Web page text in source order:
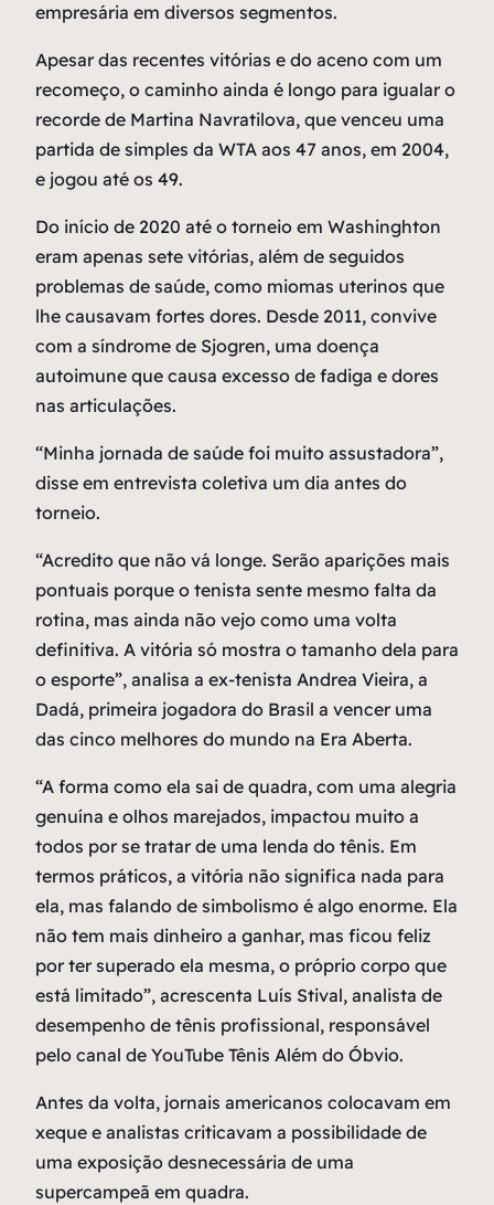
empresária em diversos segmentos.
Apesar das recentes vitórias e do aceno com um
recomeço, o caminho ainda é longo para igualar o
recorde de Martina Navratilova, que venceu uma
partida de simples da WTA aos 47 anos, em 2004,
e jogou até os 49.
Do início de 2020 até o torneio em Washinghton
eram apenas sete vitórias, além de seguidos
problemas de saúde, como miomas uterinos que
lhe causavam fortes dores. Desde 2011, convive
com a síndrome de Sjogren, uma doença
autoimune que causa excesso de fadiga e dores
nas articulações.
“Minha jornada de saúde foi muito assustadora”,
disse em entrevista coletiva um dia antes do
torneio.
“Acredito que não vá longe. Serão aparições mais
pontuais porque o tenista sente mesmo falta da
rotina, mas ainda não vejo como uma volta
definitiva. A vitória só mostra o tamanho dela para
o esporte”, analisa a ex-tenista Andrea Vieira, a
Dadá, primeira jogadora do Brasil a vencer uma
das cinco melhores do mundo na Era Aberta.
“A forma como ela sai de quadra, com uma alegria
genuína e olhos marejados, impactou muito a
todos por se tratar de uma lenda do tênis. Em
termos práticos, a vitória não significa nada para
ela, mas falando de simbolismo é algo enorme. Ela
não tem mais dinheiro a ganhar, mas ficou feliz
por ter superado ela mesma, o próprio corpo que
está limitado”, acrescenta Luís Stival, analista de
desempenho de tênis profissional, responsável
pelo canal de YouTube Tênis Além do Óbvio.
Antes da volta, jornais americanos colocavam em
xeque e analistas criticavam a possibilidade de
uma exposição desnecessária de uma
supercampeã em quadra.